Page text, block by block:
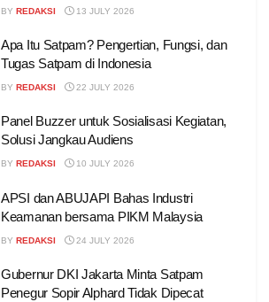
BY REDAKSI 13 JULY 2026
Apa Itu Satpam? Pengertian, Fungsi, dan
Tugas Satpam di Indonesia
BY REDAKSI 22 JULY 2026
Panel Buzzer untuk Sosialisasi Kegiatan,
Solusi Jangkau Audiens
BY REDAKSI 10 JULY 2026
APSI dan ABUJAPI Bahas Industri
Keamanan bersama PIKM Malaysia
BY REDAKSI 24 JULY 2026
Gubernur DKI Jakarta Minta Satpam
Penegur Sopir Alphard Tidak Dipecat